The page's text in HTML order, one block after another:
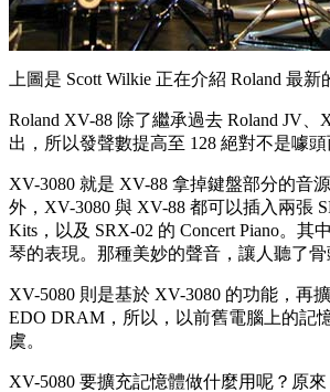
上圖是 Scott Wilkie 正在介紹 Roland 最新
Roland XV-88 除了繼承過去 Roland JV
出，所以發聲數提高至 128 絕對不是噱
XV-3080 就是 XV-88 拿掉鍵盤部分的音
外，XV-3080 與 XV-88 都可以插入兩張
Kits，以及 SRX-02 的 Concert Piano。
琴的表現。那種美妙的聲音，讓人聽了骨
XV-5080 則是基於 XV-3080 的功能，再
EDO DRAM，所以，以前舊電腦上的記
虞。
XV-5080 要擴充記憶體做什麼用呢？原